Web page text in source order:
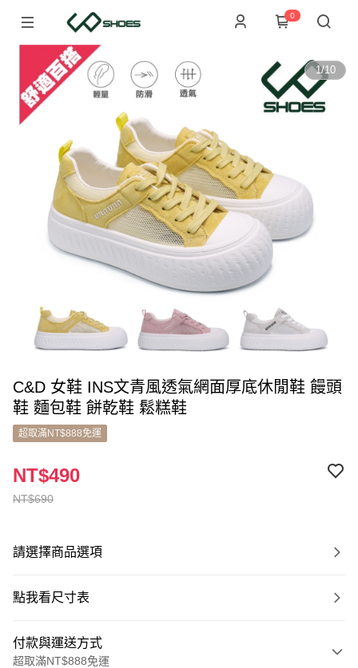
0
1/10
C&D 女鞋 INS文青風透氣網面厚底休閒鞋 饅頭
鞋 麵包鞋 餅乾鞋 鬆糕鞋
超取滿NT$888免運
NT$690
NT$490
請選擇商品選項
點我看尺寸表
付款與運送方式
超取滿NT$888免運